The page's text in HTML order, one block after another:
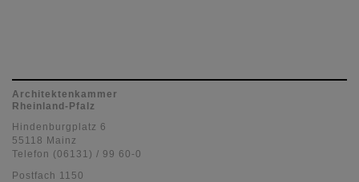
Architektenkammer
Rheinland-Pfalz
Hindenburgplatz 6
55118 Mainz
Telefon (06131) / 99 60-0
Postfach 1150